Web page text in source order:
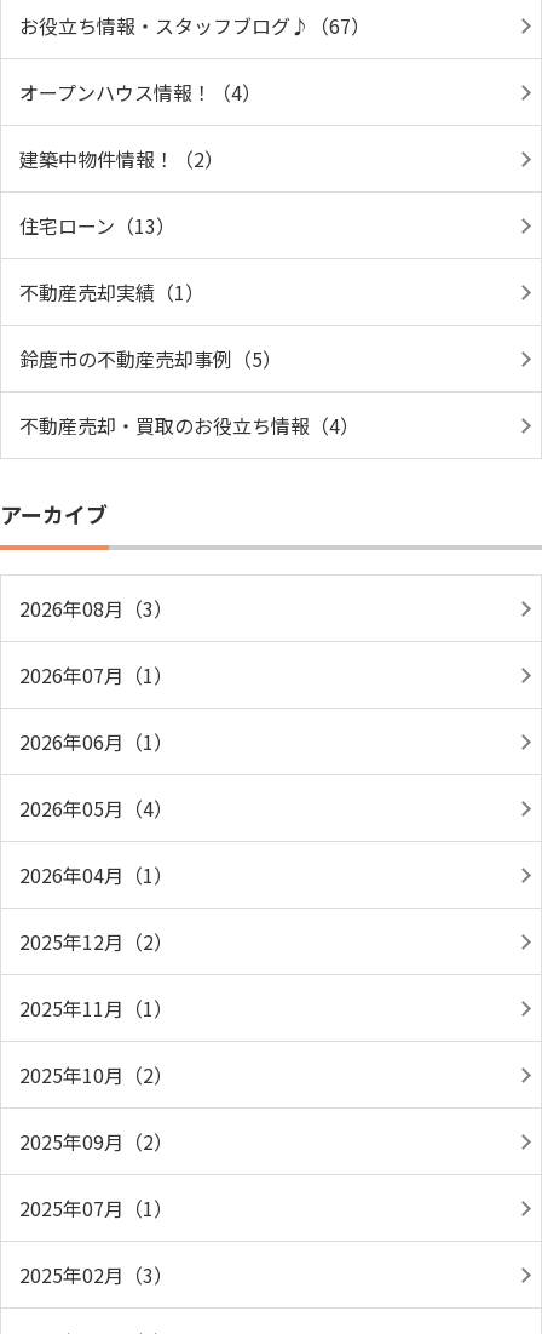
お役立ち情報・スタッフブログ♪（67）
オープンハウス情報！（4）
建築中物件情報！（2）
住宅ローン（13）
不動産売却実績（1）
鈴鹿市の不動産売却事例（5）
不動産売却・買取のお役立ち情報（4）
アーカイブ
2026年08月（3）
2026年07月（1）
2026年06月（1）
2026年05月（4）
2026年04月（1）
2025年12月（2）
2025年11月（1）
2025年10月（2）
2025年09月（2）
2025年07月（1）
2025年02月（3）